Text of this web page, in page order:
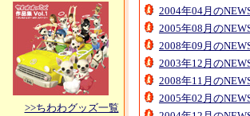
>>ちわわグッズ一覧
2004年04月の
2005年08月の
2008年09月の
2003年12月の
2008年11月の
2005年02月の